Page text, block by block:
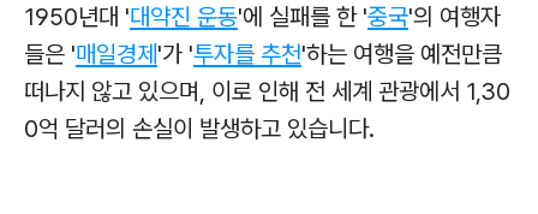
1950년대 '대약진 운동'에 실패를 한 '중국'의 여행자
들은 '매일경제 '가 '투자를 추천'하는 여행을 예전만큼
떠나지 않고 있으며, 이로 인해 전 세계 관광에서 1,30
0억 달러의 손실이 발생하고 있습니다.